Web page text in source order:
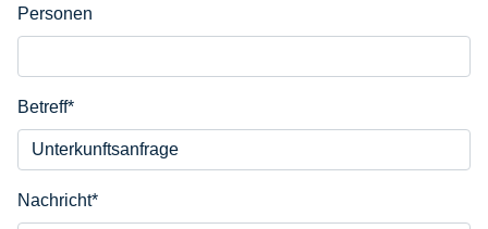
Personen
Betreff*
Nachricht*